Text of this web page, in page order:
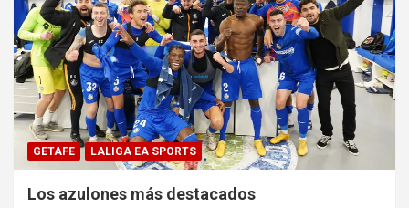
GETAFE LALIGA EA SPORTS
Los azulones más destacados